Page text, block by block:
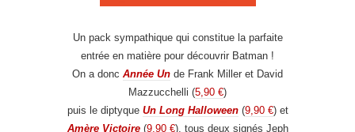
Un pack sympathique qui constitue la parfaite
entrée en matière pour découvrir Batman !
On a donc Année Un de Frank Miller et David
Mazzucchelli (5,90 €)
puis le diptyque Un Long Halloween(9,90 €) et
Amère Victoire(9,90 €), tous deux signés Jeph